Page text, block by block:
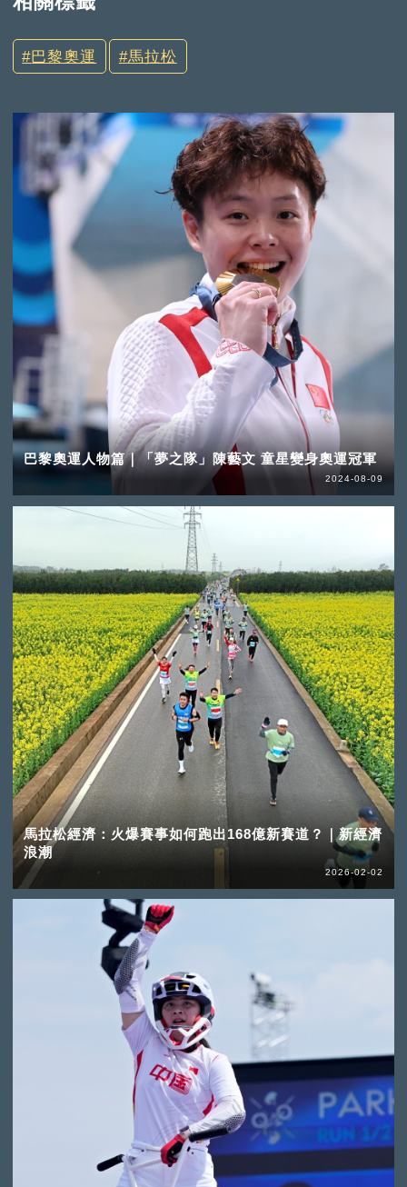
巴黎奧運 馬拉松
巴黎奧運人物篇｜「夢之隊」陳藝文 童星變身奧運冠軍
2024-08-09
馬拉松經濟：火爆賽事如何跑出168億新賽道？｜新經濟
浪潮
2026-02-02